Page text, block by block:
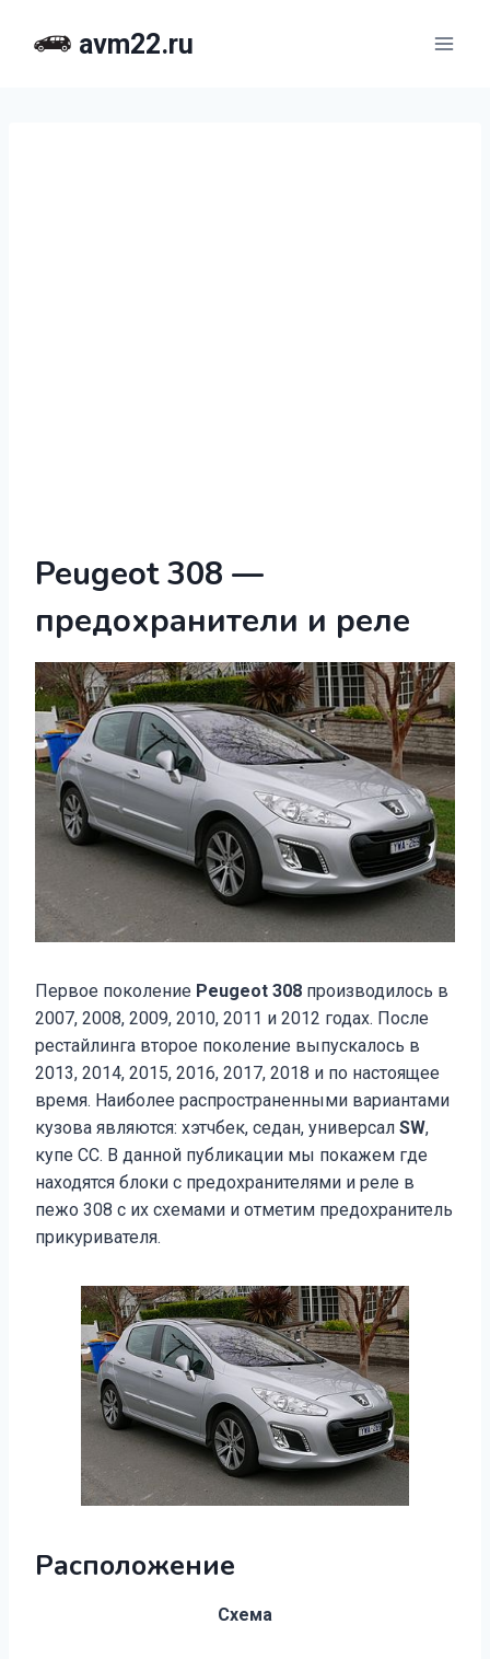
avm22.ru
Peugeot 308 —
предохранители и реле
Первое поколение Peugeot 308 производилось в
2007, 2008, 2009, 2010, 2011 и 2012 годах. После
рестайлинга второе поколение выпускалось в
2013, 2014, 2015, 2016, 2017, 2018 и по настоящее
время. Наиболее распространенными вариантами
кузова являются: хэтчбек, седан, универсал SW,
купе СС. В данной публикации мы покажем где
находятся блоки с предохранителями и реле в
пежо 308 с их схемами и отметим предохранитель
прикуривателя.
Расположение
Схема